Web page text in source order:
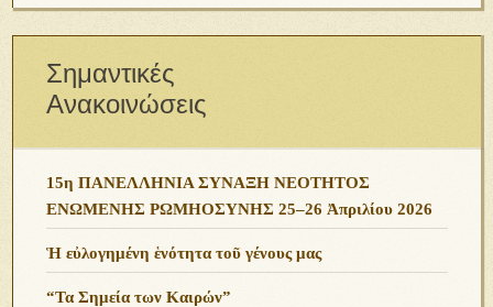
Σημαντικές
Ανακοινώσεις
15η ΠΑΝΕΛΛΗΝΙΑ ΣΥΝΑΞΗ ΝΕΟΤΗΤΟΣ
ΕΝΩΜΕΝΗΣ ΡΩΜΗΟΣΥΝΗΣ 25–26 Ἀπριλίου 2026
Ἡ εὐλογημένη ἑνότητα τοῦ γένους μας
“Τα Σημεία των Καιρών”